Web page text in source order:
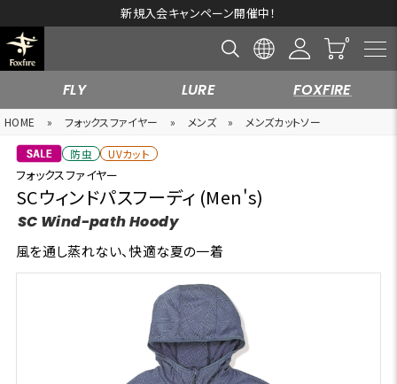
新規入会キャンペーン開催中！
FLY LURE FOXFIRE
HOME » フォックスファイヤー » メンズ » メンズカットソー
防虫 UVカット
フォックスファイヤー
SCウィンドパスフーディ (Men's)
SC Wind-path Hoody
風を通し蒸れない、快適な夏の一着